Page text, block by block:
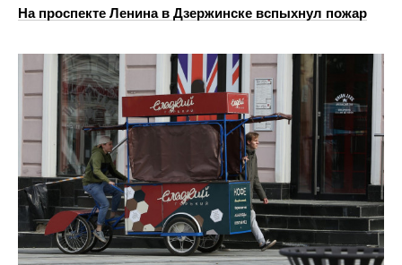
На проспекте Ленина в Дзержинске вспыхнул пожар